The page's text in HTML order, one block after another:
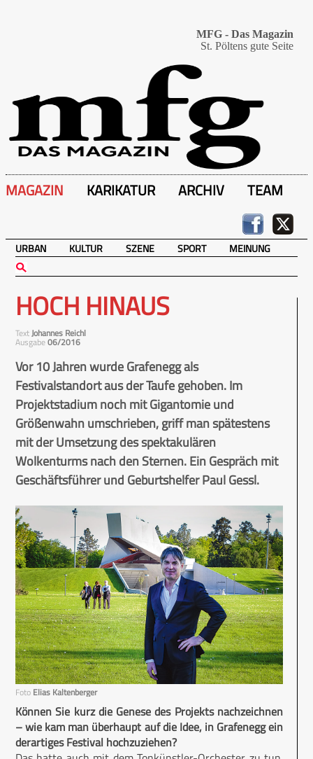
MFG - Das Magazin
St. Pöltens gute Seite
MAGAZIN KARIKATUR ARCHIV TEAM
URBAN KULTUR SZENE SPORT MEINUNG
HOCH HINAUS
TextJohannes Reichl
Ausgabe06/2016
Vor 10 Jahren wurde Grafenegg als
Festivalstandort aus der Taufe gehoben. Im
Projektstadium noch mit Gigantomie und
Größenwahn umschrieben, griff man spätestens
mit der Umsetzung des spektakulären
Wolkenturms nach den Sternen. Ein Gespräch mit
Geschäftsführer und Geburtshelfer Paul Gessl.
Foto Elias Kaltenberger
Können Sie kurz die Genese des Projekts nachzeichnen
– wie kam man überhaupt auf die Idee, in Grafen­egg ein
derartiges Festival hochzuziehen?